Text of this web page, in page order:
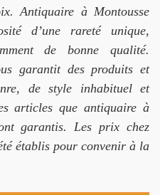
Antiquaire à Montousse
d’une rareté unique,
de bonne qualité.
garantit des produits et
de style inhabituel et
articles que antiquaire à
garantis. Les prix chez
établis pour convenir à la